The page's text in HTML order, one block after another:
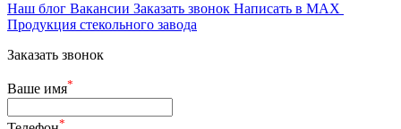
Наш блог Вакансии Заказать звонок Написать в MAX
Продукция стекольного завода
Заказать звонок
Ваше имя*
*